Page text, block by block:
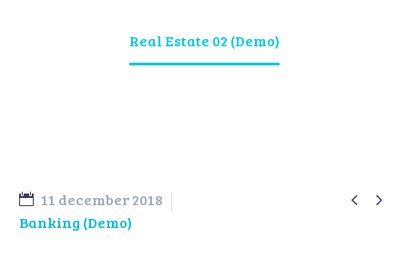
Real Estate 02 (Demo)
 
11 december 2018
Banking (Demo)